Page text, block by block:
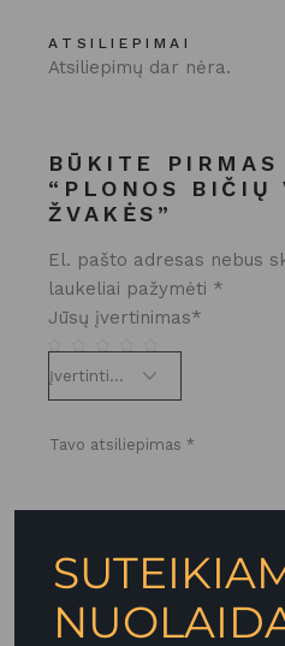
ATSILIEPIMAI
Atsiliepimų dar nėra.
BŪKITE PIRMAS
“PLONOS BIČIŲ
ŽVAKĖS”
El. pašto adresas nebus
laukeliai pažymėti *
Jūsų įvertinimas*